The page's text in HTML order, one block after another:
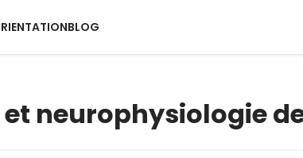
BLOG
neurophysiologie